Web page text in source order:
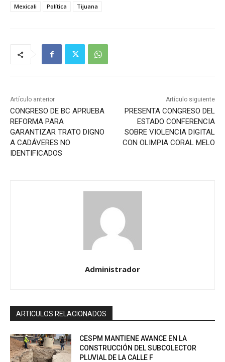
Mexicali Política Tijuana
Artículo anterior
CONGRESO DE BC APRUEBA
REFORMA PARA
GARANTIZAR TRATO DIGNO
A CADÁVERES NO
IDENTIFICADOS
Artículo siguiente
PRESENTA CONGRESO DEL
ESTADO CONFERENCIA
SOBRE VIOLENCIA DIGITAL
CON OLIMPIA CORAL MELO
Administrador
ARTICULOS RELACIONADOS
CESPM MANTIENE AVANCE EN LA
CONSTRUCCIÓN DEL SUBCOLECTOR
PLUVIAL DE LA CALLE F